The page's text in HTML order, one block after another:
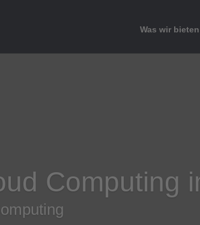
Was wir bieten
Computing